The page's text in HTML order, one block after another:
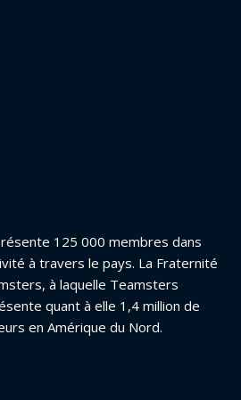
125 000 membres dans
à travers le pays. La Fraternité
à laquelle Teamsters
quant à elle 1,4 million de
en Amérique du Nord.